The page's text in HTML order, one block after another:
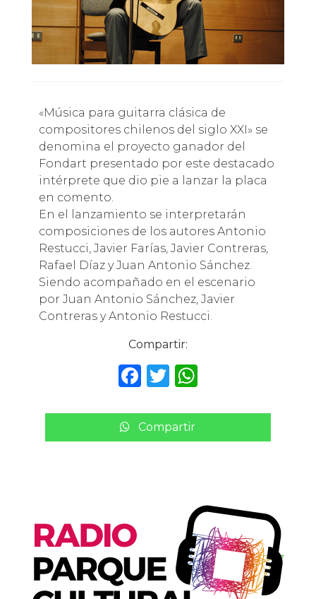
«Música para guitarra clásica de
compositores chilenos del siglo XXI» se
denomina el proyecto ganador del
Fondart presentado por este destacado
intérprete que dio pie a lanzar la placa
en comento.
En el lanzamiento se interpretarán
composiciones de los autores Antonio
Restucci, Javier Farías, Javier Contreras,
Rafael Díaz y Juan Antonio Sánchez.
Siendo acompañado en el escenario
por Juan Antonio Sánchez, Javier
Contreras y Antonio Restucci.
Compartir:
F
c
e
T
it
te
W
a
ts
p
Compartir